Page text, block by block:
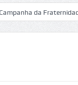
da Fraternidade 2020